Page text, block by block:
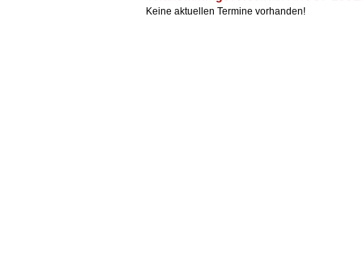
Keine aktuellen Termine vorhanden!